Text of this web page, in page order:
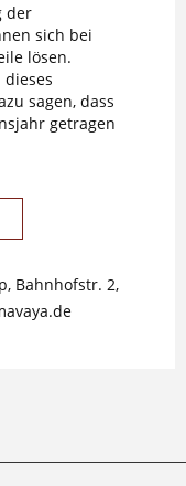
der
sich bei
lösen.
sagen, dass
getragen
Bahnhofstr. 2,